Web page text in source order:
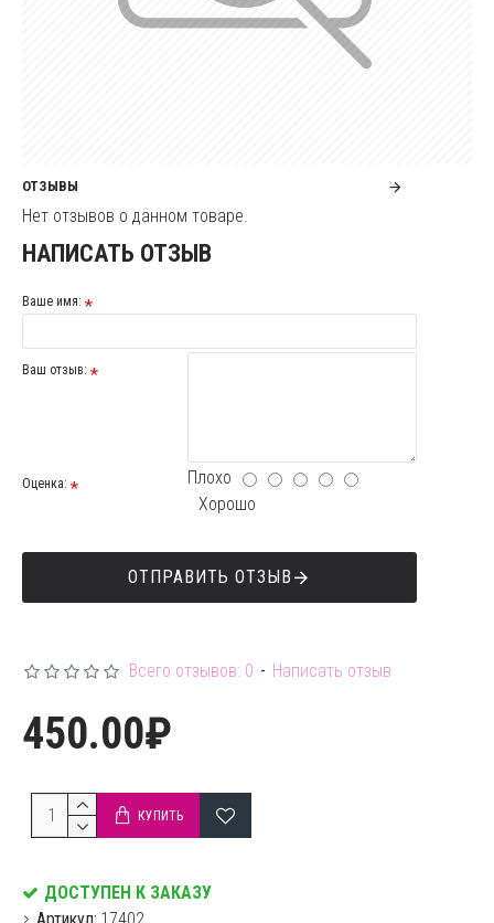
ОТЗЫВЫ
Нет отзывов о данном товаре.
НАПИСАТЬ ОТЗЫВ
Ваше имя:
Ваш отзыв:
Оценка:
Плохо
Хорошо
ОТПРАВИТЬ ОТЗЫВ
ДОСТУПЕН К ЗАКАЗУ
Всего отзывов: 0 - Написать отзыв
450.00₽
КУПИТЬ